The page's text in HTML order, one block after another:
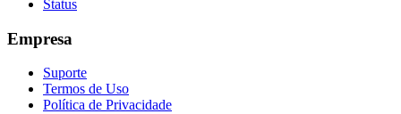
Status
Empresa
Suporte
Termos de Uso
Política de Privacidade